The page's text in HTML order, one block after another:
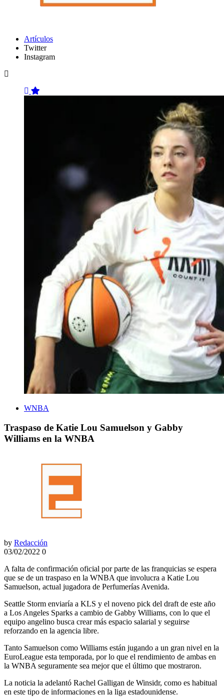
Artículos
Twitter
Instagram
WNBA
Traspaso de Katie Lou Samuelson y Gabby
Williams en la WNBA
by Redacción
03/02/2022 0
A falta de confirmación oficial por parte de las franquicias se espera
que se de un traspaso en la WNBA que involucra a Katie Lou
Samuelson, actual jugadora de Perfumerías Avenida.
Seattle Storm enviaría a KLS y el noveno pick del draft de este año
a Los Angeles Sparks a cambio de Gabby Williams, con lo que el
equipo angelino busca crear más espacio salarial y seguirse
reforzando en la agencia libre.
Tanto Samuelson como Williams están jugando a un gran nivel en la
EuroLeague esta temporada, por lo que el rendimiento de ambas en
la WNBA seguramente sea mejor que el último que mostraron.
La noticia la adelantó Rachel Galligan de Winsidr, como es habitual
en este tipo de informaciones en la liga estadounidense.